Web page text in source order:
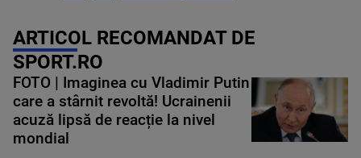
ARTICOL RECOMANDAT DE
SPORT.RO
FOTO | Imaginea cu Vladimir Putin
care a stârnit revoltă! Ucrainenii
acuză lipsă de reacție la nivel
mondial